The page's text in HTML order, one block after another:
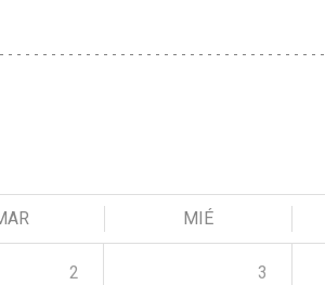
MIÉ
2 3